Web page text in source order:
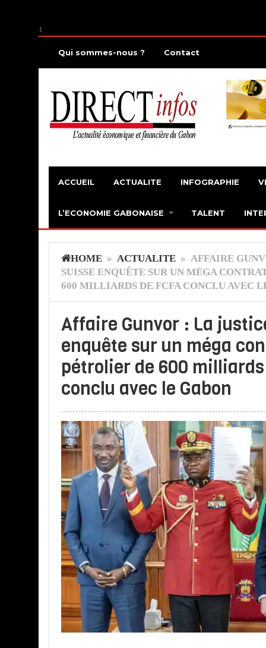
1
Qui sommes-nous ? Contact
ACCUEIL ACTUALITE INFOGRAPHIE
L’ECONOMIE GABONAISE TALENT
HOME » ACTUALITE » AFFAIRE
SUISSE ENQUÊTE SUR UN MÉGA
600 MILLIARDS DE FCFA CONCLU AVEC
Affaire Gunvor : La
enquête sur un méga
pétrolier de 600 milliards
conclu avec le Gabon